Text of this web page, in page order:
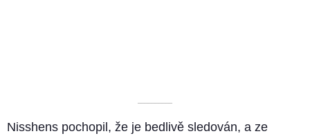
––––––––––
Nisshens pochopil, že je bedlivě sledován, a ze